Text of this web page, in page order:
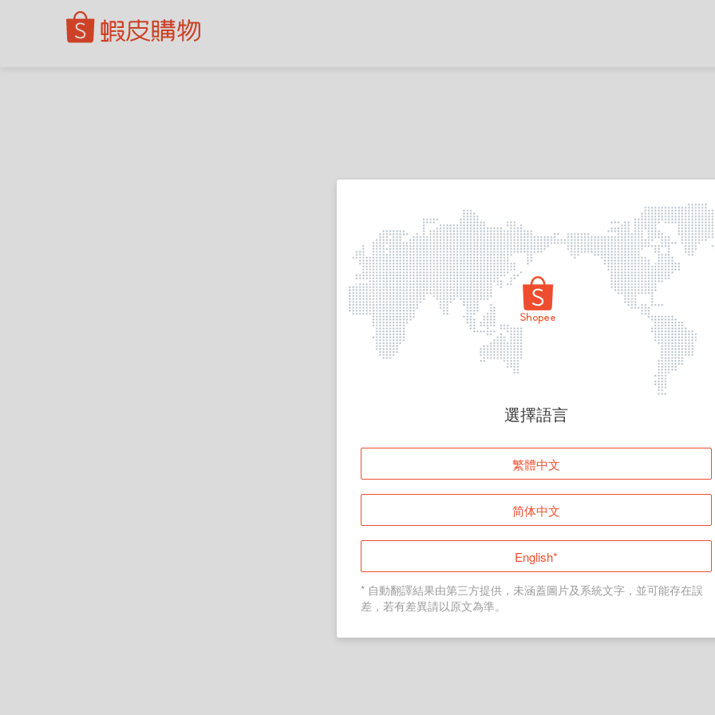
頁面無法顯示
登入
返回首頁
選擇語言
繁體中文
简体中文
English*
* 自動翻譯結果由第三方提供，未涵蓋圖片及系統文字，並可能存在誤
差，若有差異請以原文為準。